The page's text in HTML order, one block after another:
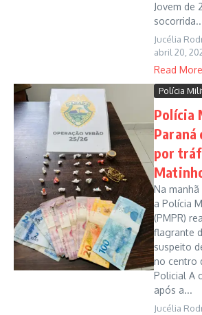
Jovem de
Jucélia
abril 20,
Read More
Polícia
Polícia
Paraná
por
Na
a Polícia
(PMPR)
flagrante
suspeito
no centro
Policial A
após a...
Jucélia